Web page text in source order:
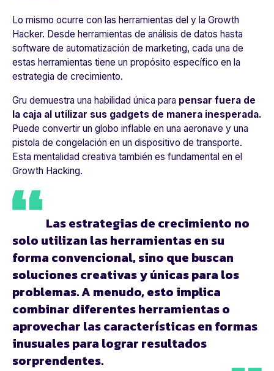
Lo mismo ocurre con las herramientas del y la Growth
Hacker. Desde herramientas de análisis de datos hasta
software de automatización de marketing, cada una de
estas herramientas tiene un propósito específico en la
estrategia de crecimiento.
Gru demuestra una habilidad única para pensar fuera de
la caja al utilizar sus gadgets de manera inesperada.
Puede convertir un globo inflable en una aeronave y una
pistola de congelación en un dispositivo de transporte.
Esta mentalidad creativa también es fundamental en el
Growth Hacking.
Las estrategias de crecimiento no
solo utilizan las herramientas en su
forma convencional, sino que buscan
soluciones creativas y únicas para los
problemas. A menudo, esto implica
combinar diferentes herramientas o
aprovechar las características en formas
inusuales para lograr resultados
sorprendentes.